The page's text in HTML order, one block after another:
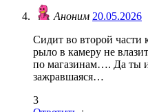
Аноним 20.05.2026
Сидит во второй части
рыло в камеру не
по магазинам…. Да ты
зажравшаяся…
3